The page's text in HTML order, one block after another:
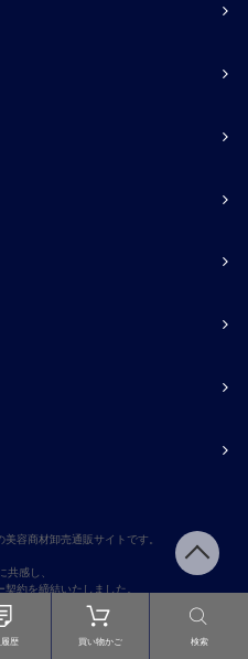
履歴 買い物かご 検索
容商材卸売通販サイトです。
共感し、
約を締結いたしました。
ALL rights reserved.